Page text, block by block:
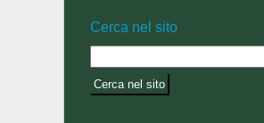
Cerca nel sito